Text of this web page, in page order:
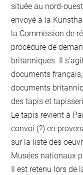
située au nord-
envoyé à la
la Commission de
procédure de
britanniques. Il
documents
documents
des tapis et
Le tapis revient à
convoi (?) en
sur la liste des
Musées nationaux
Il est retenu lors